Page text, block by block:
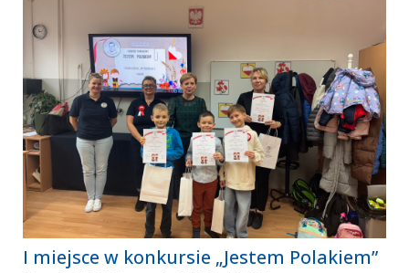
I miejsce w konkursie „Jestem Polakiem”